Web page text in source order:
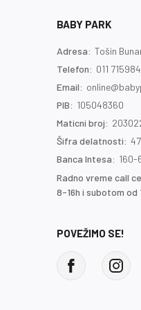
BABY PARK
Adresa: Tošin
Telefon: 011
Email:
PIB: 105048360
Maticni broj:
Šifra delatnosti:
Banca Intesa: 160-
Radno vreme call
8-16h i subotom od
POVEŽIMO SE!